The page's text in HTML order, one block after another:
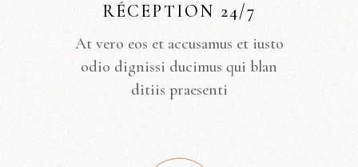
RÉCEPTION 24/7
At vero eos et accusamus et iusto
odio dignissi ducimus qui blan
ditiis praesenti